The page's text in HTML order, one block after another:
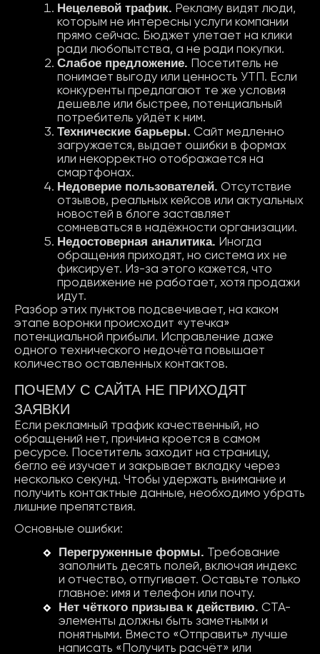
Нецелевойтрафик. Рекламу видят люди,
которым не интересны услуги компании
прямо сейчас. Бюджет улетает на клики
ради любопытства, а не ради покупки.
Слабое предложение. Посетитель не
понимает выгоду или ценность УТП. Если
конкуренты предлагают те же условия
дешевле или быстрее, потенциальный
потребитель уйдёт к ним.
Технические барьеры. Сайт медленно
загружается, выдает ошибки в формах
или некорректно отображается на
смартфонах.
Недоверие пользователей. Отсутствие
отзывов, реальных кейсов или актуальных
новостей в блоге заставляет
сомневаться в надёжности организации.
Недостоверная аналитика. Иногда
обращения приходят, но система их не
фиксирует. Из-за этого кажется, что
продвижение не работает, хотя продажи
идут.
Разбор этих пунктов подсвечивает, на каком
этапе воронки происходит «утечка»
потенциальной прибыли. Исправление даже
одного технического недочёта повышает
количество оставленных контактов.
ПОЧЕМУ С САЙТА НЕ ПРИХОДЯТ
ЗАЯВКИ
Если рекламный трафик качественный, но
обращений нет, причина кроется в самом
ресурсе. Посетитель заходит на страницу,
бегло её изучает и закрывает вкладку через
несколько секунд. Чтобы удержать внимание и
получить контактные данные, необходимо убрать
лишние препятствия.
Основные ошибки:
Перегруженныеформы. Требование
заполнить десять полей, включая индекс
и отчество, отпугивает. Оставьте только
главное: имя и телефон или почту.
Нет чёткого призыва к действию. CTA-
элементы должны быть заметными и
понятными. Вместо «Отправить» лучше
написать «Получить расчёт» или